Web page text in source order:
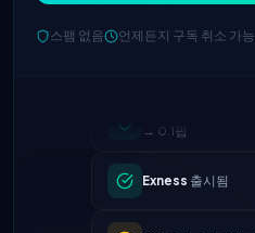
스팸 없음 언제든지 구독 취소 가능
Exness